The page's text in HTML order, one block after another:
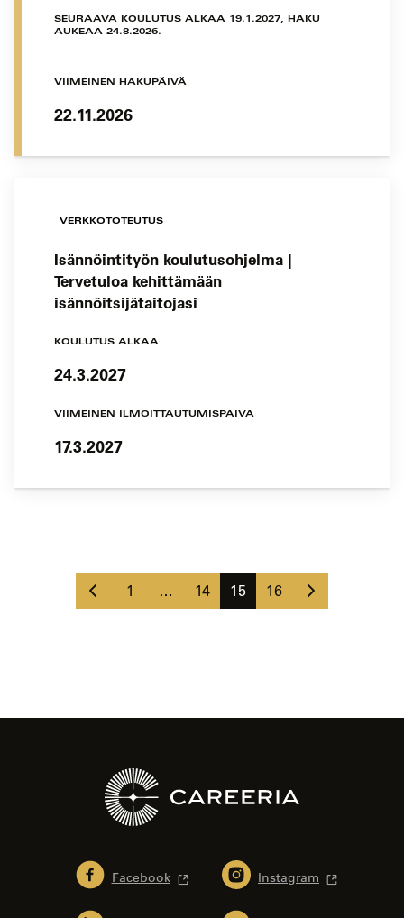
SEURAAVA KOULUTUS ALKAA 19.1.2027, HAKU
AUKEAA 24.8.2026.
VIIMEINEN HAKUPÄIVÄ
22.11.2026
VERKKOTOTEUTUS
Isännöintityön koulutusohjelma |
Tervetuloa kehittämään
isännöitsijätaitojasi
KOULUTUS ALKAA
24.3.2027
VIIMEINEN ILMOITTAUTUMISPÄIVÄ
17.3.2027
Edellinen
Sivu
1 … Sivu
14 Sivu
15 Sivu
16
Seuraava
sivu
Facebook Instagram